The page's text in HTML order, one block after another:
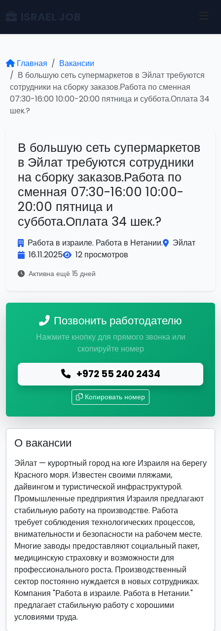
Главная
Вакансии
В большую сеть супермаркетов в Эйлат требуются
сотрудники на сборку заказов.Работа по сменная
07:30-16:00 10:00-20:00 пятница и суббота.Оплата 34
шек.?
В большую сеть супермаркетов
в Эйлат требуются сотрудники
на сборку заказов.Работа по
сменная 07:30-16:00 10:00-
20:00 пятница и
суббота.Оплата 34 шек.?
Работа в израиле. Работа в Нетании.
Эйлат
16.11.2025
12 просмотров
Активна ещё 15 дней
Позвонить работодателю
Нажмите кнопку для прямого звонка или
скопируйте номер
+972 55 240 2434
Копировать номер
О вакансии
Эйлат — курортный город на юге Израиля на берегу
Красного моря. Известен своими пляжами,
дайвингом и туристической инфраструктурой.
Промышленные предприятия Израиля предлагают
стабильную работу на производстве. Работа
требует соблюдения технологических процессов,
внимательности и безопасности на рабочем месте.
Многие заводы предоставляют социальный пакет,
медицинскую страховку и возможности для
профессионального роста. Производственный
сектор постоянно нуждается в новых сотрудниках.
Компания "Работа в израиле. Работа в Нетании."
предлагает стабильную работу с хорошими
условиями труда.